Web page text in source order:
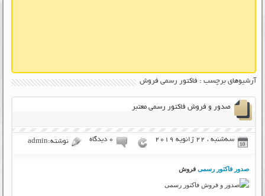
آرشیوهای برچسب : فاکتور رسمی فروش
صدور و فروش فاکتور رسمی معتبر
سه‌شنبه ، 22 ژانویه 2019 ۰ دیدگاه نوشته:admin
صدور فاکتور رسمی فروش